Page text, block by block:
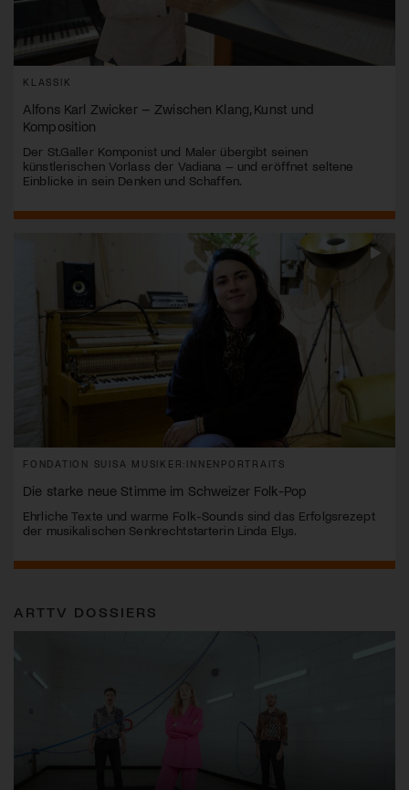
KLASSIK
Alfons Karl Zwicker – Zwischen Klang, Kunst und
Komposition
Der St.Galler Komponist und Maler übergibt seinen
künstlerischen Vorlass der Vadiana – und eröffnet seltene
Einblicke in sein Denken und Schaffen.
FONDATION SUISA MUSIKER:INNENPORTRAITS
Die starke neue Stimme im Schweizer Folk-Pop
Ehrliche Texte und warme Folk-Sounds sind das Erfolgsrezept
der musikalischen Senkrechtstarterin Linda Elys.
ARTTV DOSSIERS